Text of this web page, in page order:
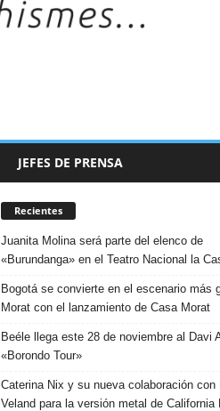
JEFES DE PRENSA
Recientes
Juanita Molina será parte del elenco de
«Burundanga» en el Teatro Nacional la
Bogotá se convierte en el escenario más
Morat con el lanzamiento de Casa Morat
Beéle llega este 28 de noviembre al Davi
«Borondo Tour»
Caterina Nix y su nueva colaboración con
Veland para la versión metal de California